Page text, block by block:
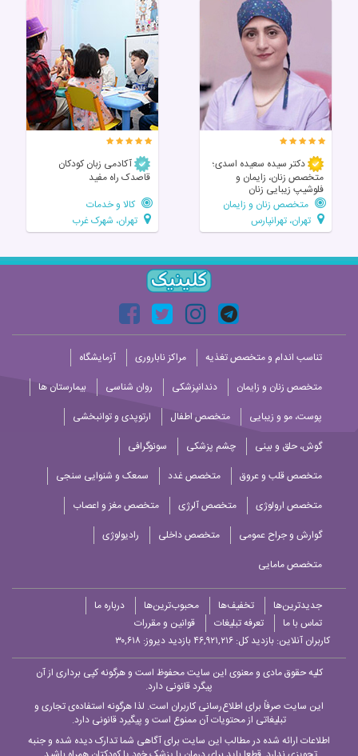
دکتر سیده سعیده اسدی؛
متخصص زنان، زایمان و
فلوشیپ زیبایی زنان
متخصص زنان و زایمان
تهران، تهرانپارس
آکادمی زبان کودکان
قاصدک راه مفید
کالا و خدمات
تهران، شهرک غرب
تناسب اندام و متخصص تغذیه مراکز ناباروری
آزمایشگاه
متخصص زنان و زایمان
دندانپزشکی روان شناسی
بیمارستان ها
پوست، مو و زیبایی
متخصص اطفال
ارتوپدی و توانبخشی
گوش، حلق و بینی
چشم پزشکی
سونوگرافی
متخصص قلب و عروق
متخصص غدد
سمعک و شنوایی سنجی
متخصص ارولوژی
متخصص آلرژی
متخصص مغز و اعصاب
گوارش و جراح عمومی
متخصص داخلی
رادیولوژی
متخصص مامایی
جدیدترین‌ها تخفیف‌ها محبوب‌ترین‌ها
درباره ما
تماس با ما
تعرفه تبلیغات
قوانین و مقررات
کاربران آنلاین: بازدید کل: ۴۶,۹۲۱,۲۱۶
بازدید دیروز: ۳۰,۶۱۸
کلیه حقوق مادی و معنوی این سایت محفوظ است و هرگونه کپی برداری از آن
پیگرد قانونی دارد.
این سایت صرفاً برای اطلاع‌رسانی کاربران است. لذا هرگونه استفاده‌ی تجاری و
تبلیغاتی از محتویات آن ممنوع است و پیگیرد قانونی دارد.
اطلاعات ارائه شده در مطالب این سایت برای آگاهی شما تدارک دیده شده و جنبه